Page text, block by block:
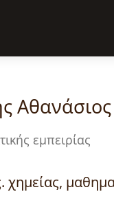
Αθανάσιος
εμπειρίας